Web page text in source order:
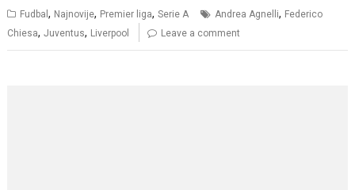
Fudbal, Najnovije, Premier liga,Serie A Andrea Agnelli, Federico
Chiesa,Juventus, Liverpool Leave a comment